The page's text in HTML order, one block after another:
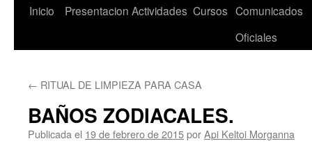
Saltar
Inicio Presentacion Actividades Cursos Comunicados
Oficiales
← RITUAL DE LIMPIEZA PARA CASA
BAÑOS ZODIACALES.
Publicada el 19 de febrero de 2015porApi Keltoi Morganna